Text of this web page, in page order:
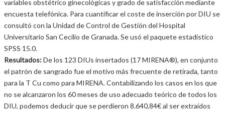
variables obstétrico ginecológicas y grado de satisfacción mediante
encuesta telefónica. Para cuantificar el coste de inserción por DIU se
consultó con la Unidad de Control de Gestión del Hospital
Universitario San Cecilio de Granada. Se usó el paquete estadístico
SPSS 15.0.
Resultados:De los 123 DIUs insertados (17 MIRENA®), en conjunto
el patrón de sangrado fue el motivo más frecuente de retirada, tanto
para la T Cu como para MIRENA. Contabilizando los casos en los que
no se alcanzaron los 60 meses de uso adecuado teórico de todos los
DIU, podemos deducir que se perdieron 8.640,84€ al ser extraídos